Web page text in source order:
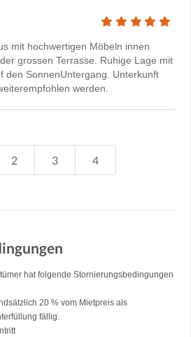
mit hochwertigen Möbeln innen
grossen Terrasse. Ruhige Lage mit
den SonnenUntergang. Unterkunft
werden.
2 3 4
hat folgende Stornierungsbedingungen
20 % vom Mietpreis als
fällig.